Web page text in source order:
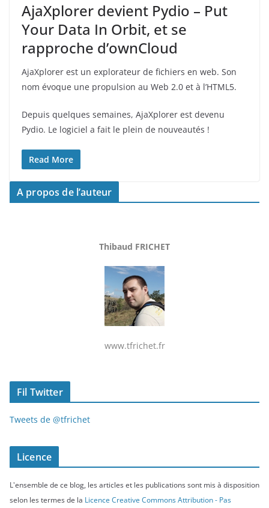
AjaXplorer devient Pydio – Put
Your Data In Orbit, et se
rapproche d’ownCloud
AjaXplorer est un explorateur de fichiers en web. Son
nom évoque une propulsion au Web 2.0 et à l’HTML5.
Depuis quelques semaines, AjaXplorer est devenu
Pydio. Le logiciel a fait le plein de nouveautés !
Read More
A propos de l’auteur
Thibaud FRICHET
www.tfrichet.fr
Fil Twitter
Tweets de @tfrichet
Licence
L'ensemble de ce blog, les articles et les publications sont mis à disposition
selon les termes de la Licence Creative Commons Attribution - Pas